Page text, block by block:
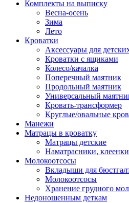
Комплекты на выписку
Весна-осень
Зима
Лето
Кроватки
Аксессуары для
Кроватки с ящиками
Колесо/качалка
Поперечный маятник
Продольный маятник
Универсальный
Кровать-трансформер
Круглые/овальные
Манежи
Матрацы в кроватку
Матрацы детские
Наматрасники, клеенки
Молокоотсосы
Вкладыши для
Молокоотсосы
Хранение грудного
Недоношенным деткам